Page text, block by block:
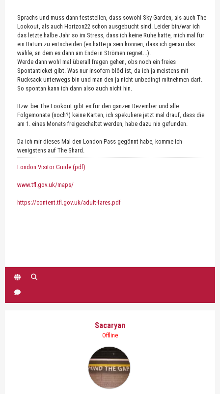
Sprachs und muss dann feststellen, dass sowohl Sky Garden, als auch The
Lookout, als auch Horizon22 schon ausgebucht sind. Leider bin/war ich
das letzte halbe Jahr so im Stress, dass ich keine Ruhe hatte, mich mal für
ein Datum zu entscheiden (es hätte ja sein können, dass ich genau das
wähle, an dem es dann am Ende in Strömen regnet...).
Werde dann wohl mal überall fragen gehen, obs noch ein freies
Spontanticket gibt. Was nur insofern blöd ist, da ich ja meistens mit
Rucksack unterwegs bin und man den ja nicht unbedingt mitnehmen darf.
So spontan kann ich dann also auch nicht hin.
Bzw. bei The Lookout gibt es für den ganzen Dezember und alle
Folgemonate (noch?) keine Karten, ich spekuliere jetzt mal drauf, dass die
am 1. eines Monats freigeschaltet werden, habe dazu nix gefunden.
Da ich mir dieses Mal den London Pass gegönnt habe, komme ich
wenigstens auf The Shard.
London Visitor Guide (pdf)
www.tfl.gov.uk/maps/
https://content.tfl.gov.uk/adult-fares.pdf
Sacaryan
Offline